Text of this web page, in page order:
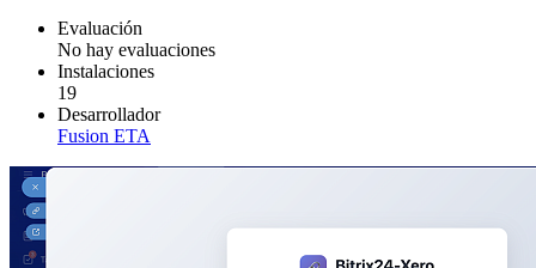
Evaluación
No hay evaluaciones
Instalaciones
19
Desarrollador
Fusion ETA